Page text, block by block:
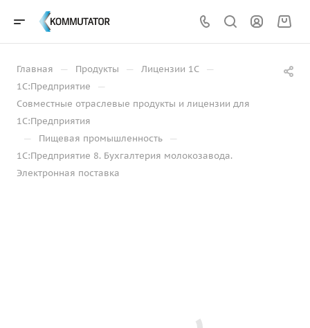
Главная — Продукты — Лицензии 1С —
1С:Предприятие —
Совместные отраслевые продукты и лицензии для
1С:Предприятия
— Пищевая промышленность —
1С:Предприятие 8. Бухгалтерия молокозавода.
Электронная поставка